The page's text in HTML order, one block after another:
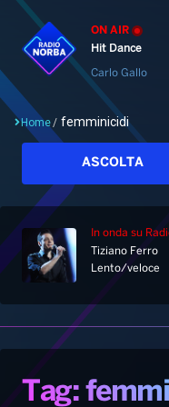
ON AIR
Hit Dance
Carlo Gallo
Home
Notizie
Home/ femminicidi
ASCOLTA
In onda su
Tiziano Ferro
Lento/veloce
Tag: